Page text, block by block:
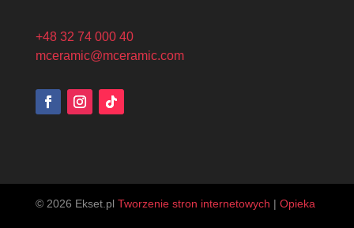
+48 32 74 000 40
mceramic@mceramic.com
© 2026 Ekset.pl Tworzenie stron internetowych | Opieka